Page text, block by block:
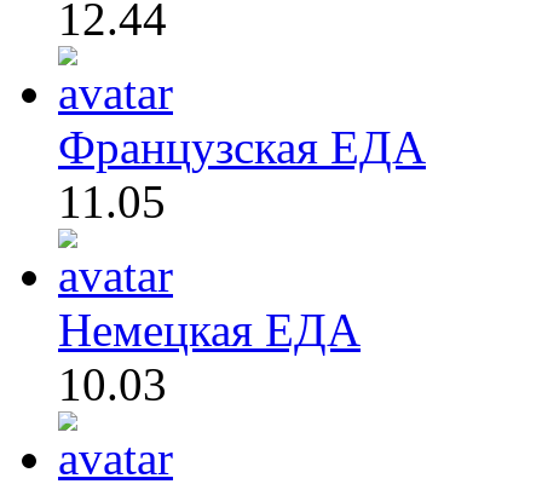
12.44
Французская ЕДА
11.05
Немецкая ЕДА
10.03